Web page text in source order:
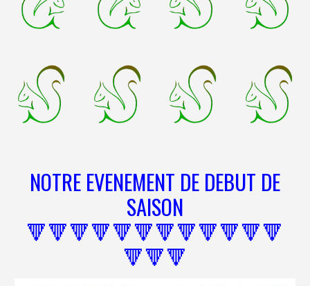
NOTRE EVENEMENT DE DEBUT DE
SAISON
🔻🔻🔻🔻🔻🔻🔻🔻🔻🔻🔻🔻
🔻🔻🔻